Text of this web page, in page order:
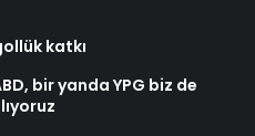
katkı
bir yanda YPG biz de